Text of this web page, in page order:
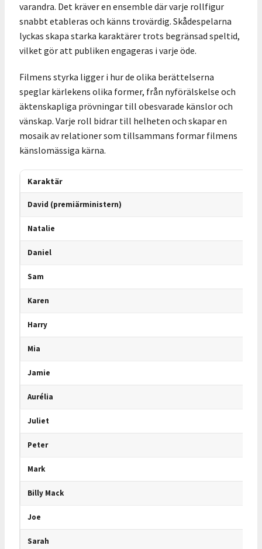
varandra. Det kräver en ensemble där varje rollfigur
snabbt etableras och känns trovärdig. Skådespelarna
lyckas skapa starka karaktärer trots begränsad speltid,
vilket gör att publiken engageras i varje öde.
Filmens styrka ligger i hur de olika berättelserna
speglar kärlekens olika former, från nyförälskelse och
äktenskapliga prövningar till obesvarade känslor och
vänskap. Varje roll bidrar till helheten och skapar en
mosaik av relationer som tillsammans formar filmens
känslomässiga kärna.
Karaktär
David (premiärministern)
Natalie
Daniel
Sam
Karen
Harry
Mia
Jamie
Aurélia
Juliet
Peter
Mark
Billy Mack
Joe
Sarah